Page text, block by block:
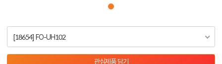
[18654] FO-UH102
관심제품 담기